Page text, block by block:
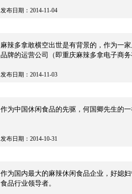
发布日期：2014-11-04
麻辣多拿敢横空出世是有背景的，作为一
品牌的运营公司（即重庆麻辣多拿电子商
发布日期：2014-11-03
作为中国休闲食品的先驱，何国卿先生的
发布日期：2014-10-31
作为国内最大的麻辣休闲食品企业，好媳
食品行业领导者。